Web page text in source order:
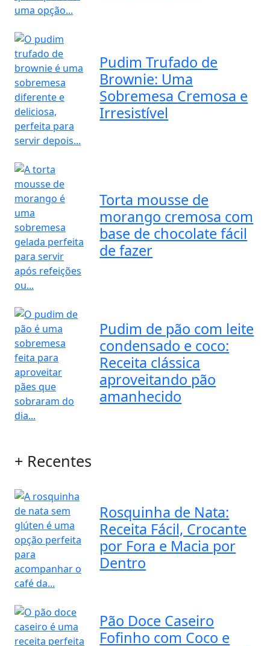
Pudim Trufado de
Brownie: Uma
Sobremesa Cremosa e
Irresistível
Torta mousse de
morango cremosa com
base de chocolate fácil
de fazer
Pudim de pão com leite
condensado e coco:
Receita clássica
aproveitando pão
amanhecido
+ Recentes
Rosquinha de Nata:
Receita Fácil, Crocante
por Fora e Macia por
Dentro
Pão Doce Caseiro
Fofinho com Coco e